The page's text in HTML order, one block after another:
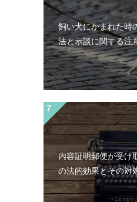
飼い犬にかまれた時
法と示談に関する注
内容証明郵便が受け
の法的効果とその対